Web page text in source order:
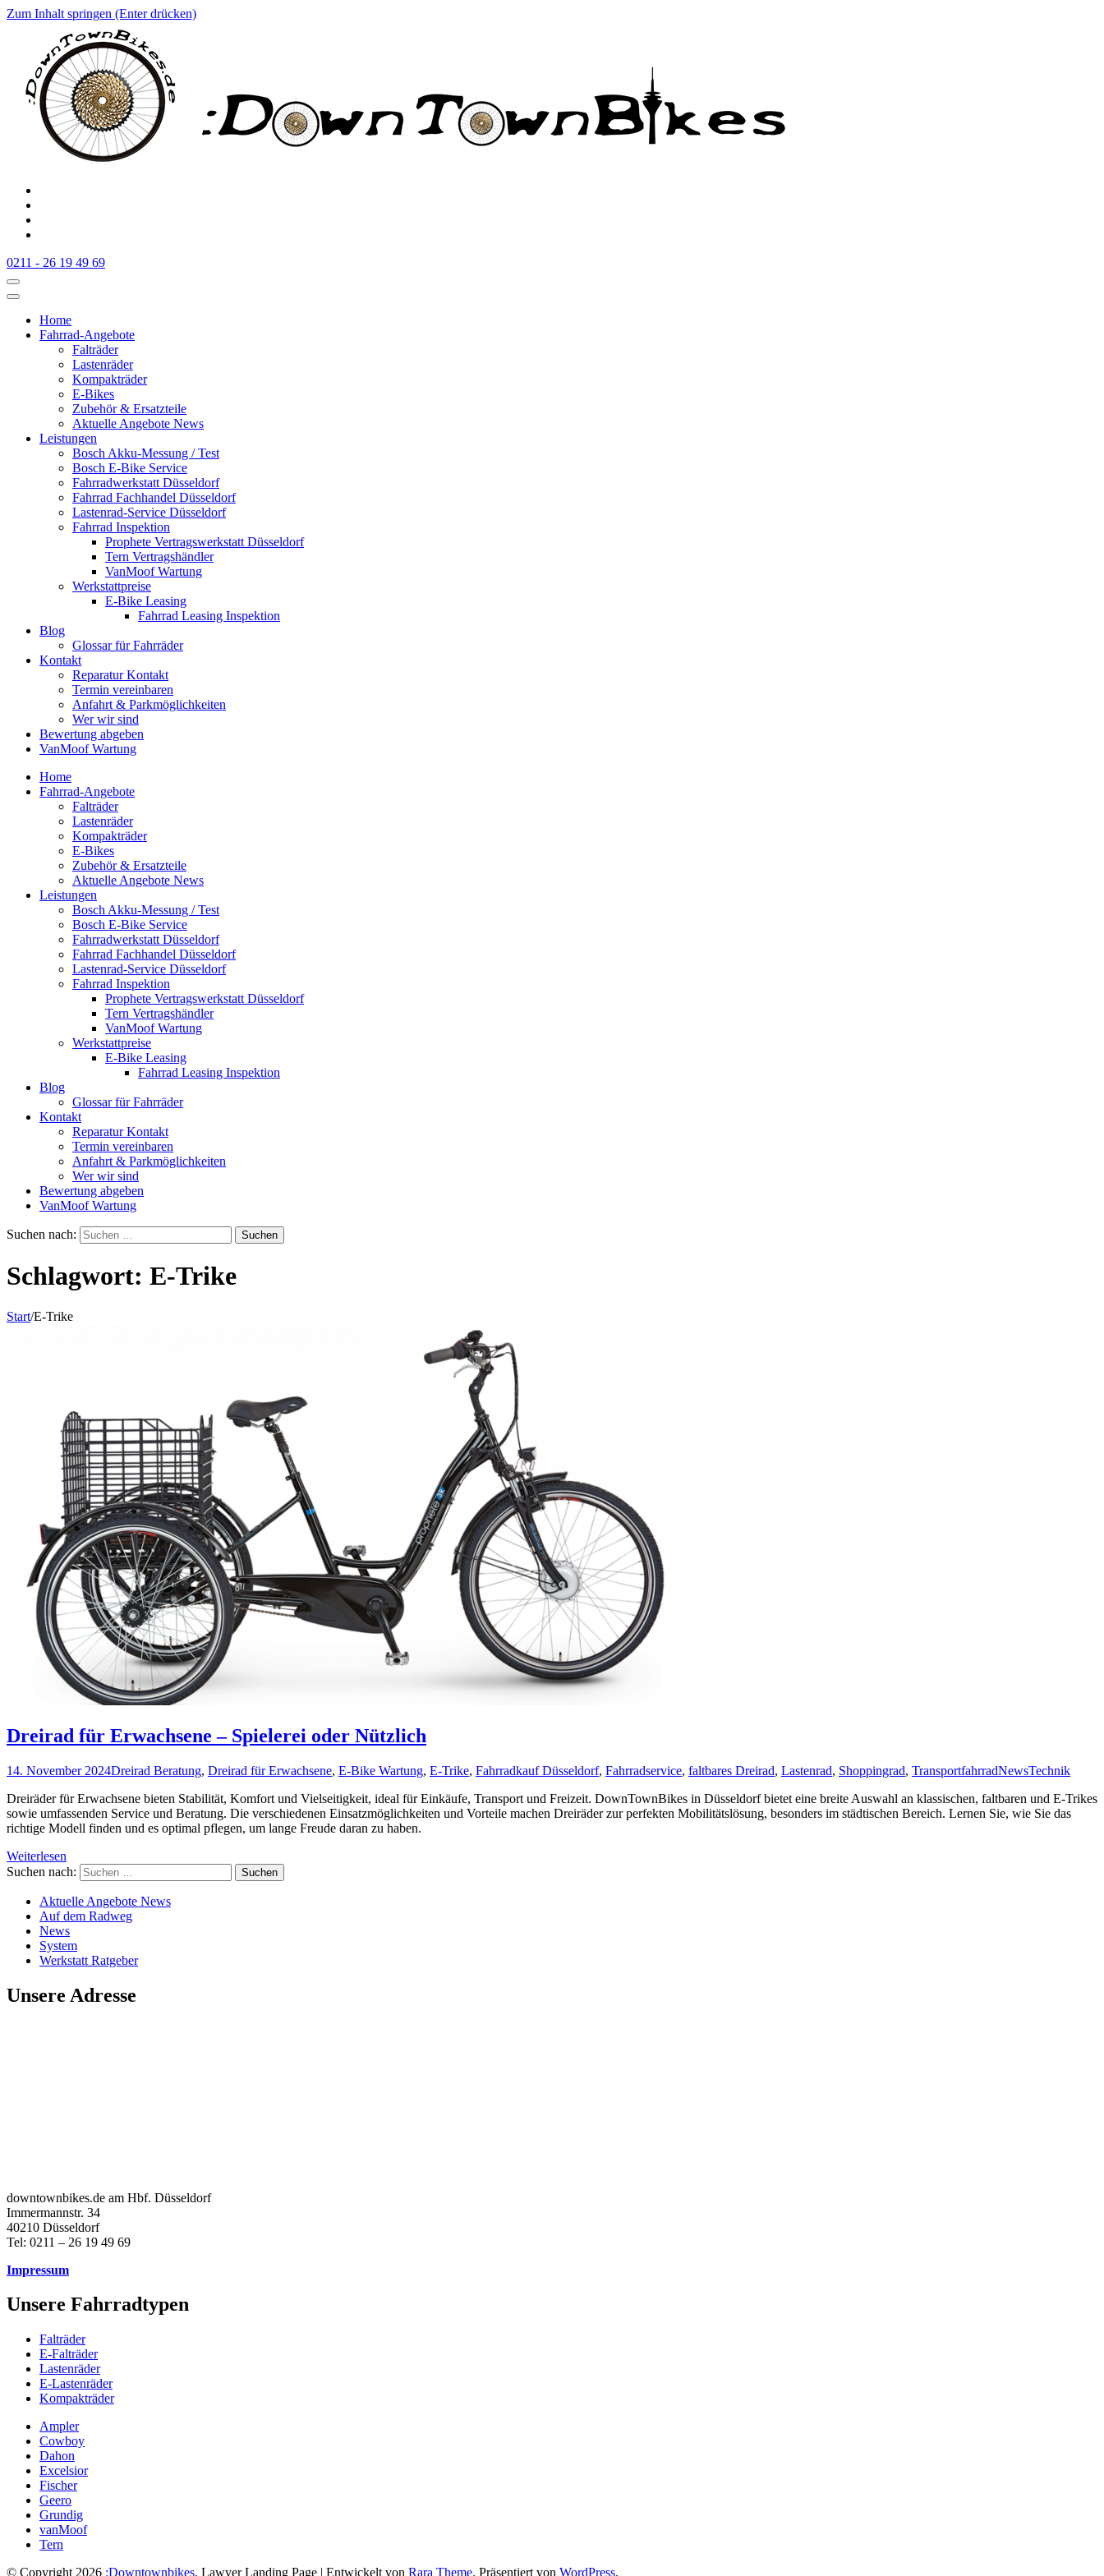
Zum Inhalt springen (Enter drücken)
:Downtownbikes
Der Fahrradladen in Düsseldorf am Hauptbahnhof
0211 - 26 19 49 69
Home
Fahrrad-Angebote
Falträder
Lastenräder
Kompakträder
E-Bikes
Zubehör & Ersatzteile
Aktuelle Angebote News
Leistungen
Bosch Akku-Messung / Test
Bosch E-Bike Service
Fahrradwerkstatt Düsseldorf
Fahrrad Fachhandel Düsseldorf
Lastenrad-Service Düsseldorf
Fahrrad Inspektion
Prophete Vertragswerkstatt Düsseldorf
Tern Vertragshändler
VanMoof Wartung
Werkstattpreise
E-Bike Leasing
Fahrrad Leasing Inspektion
Blog
Glossar für Fahrräder
Kontakt
Reparatur Kontakt
Termin vereinbaren
Anfahrt & Parkmöglichkeiten
Wer wir sind
Bewertung abgeben
VanMoof Wartung
Home
Fahrrad-Angebote
Falträder
Lastenräder
Kompakträder
E-Bikes
Zubehör & Ersatzteile
Aktuelle Angebote News
Leistungen
Bosch Akku-Messung / Test
Bosch E-Bike Service
Fahrradwerkstatt Düsseldorf
Fahrrad Fachhandel Düsseldorf
Lastenrad-Service Düsseldorf
Fahrrad Inspektion
Prophete Vertragswerkstatt Düsseldorf
Tern Vertragshändler
VanMoof Wartung
Werkstattpreise
E-Bike Leasing
Fahrrad Leasing Inspektion
Blog
Glossar für Fahrräder
Kontakt
Reparatur Kontakt
Termin vereinbaren
Anfahrt & Parkmöglichkeiten
Wer wir sind
Bewertung abgeben
VanMoof Wartung
Suchen nach:
Schlagwort: E-Trike
Start/E-Trike
Dreirad für Erwachsene – Spielerei oder Nützlich
14. November 2024Dreirad Beratung, Dreirad für Erwachsene, E-Bike Wartung, E-Trike, Fahrradkauf Düsseldorf, Fahrradservice, faltbares Dreirad, Lastenrad, Shoppingrad, TransportfahrradNewsTechnik
Dreiräder für Erwachsene bieten Stabilität, Komfort und Vielseitigkeit, ideal für Einkäufe, Transport und Freizeit. DownTownBikes in Düsseldorf bietet eine breite Auswahl an klassischen, faltbaren und E-Trikes
sowie umfassenden Service und Beratung. Die verschiedenen Einsatzmöglichkeiten und Vorteile machen Dreiräder zur perfekten Mobilitätslösung, besonders im städtischen Bereich. Lernen Sie, wie Sie das
richtige Modell finden und es optimal pflegen, um lange Freude daran zu haben.
Weiterlesen
Suchen nach:
Aktuelle Angebote News
Auf dem Radweg
News
System
Werkstatt Ratgeber
Unsere Adresse
downtownbikes.de am Hbf. Düsseldorf
Immermannstr. 34
40210 Düsseldorf
Tel: 0211 – 26 19 49 69
Impressum
Unsere Fahrradtypen
Falträder
E-Falträder
Lastenräder
E-Lastenräder
Kompakträder
Ampler
Cowboy
Dahon
Excelsior
Fischer
Geero
Grundig
vanMoof
Tern
© Copyright 2026 :Downtownbikes. Lawyer Landing Page | Entwickelt von Rara Theme. Präsentiert von WordPress.